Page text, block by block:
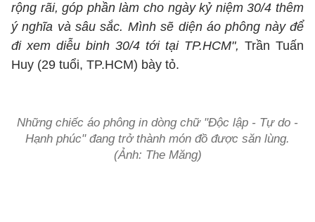
rộng rãi, góp phần làm cho ngày kỷ niệm 30/4 thêm
ý nghĩa và sâu sắc. Mình sẽ diện áo phông này để
đi xem diễu binh 30/4 tới tại TP.HCM", Trần Tuấn
Huy (29 tuổi, TP.HCM) bày tỏ.
Những chiếc áo phông in dòng chữ "Độc lập - Tự do -
Hạnh phúc" đang trở thành món đồ được săn lùng.
(Ảnh: The Măng)